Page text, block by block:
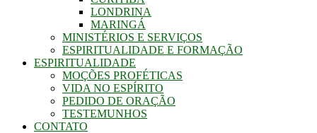
LONDRINA
MARINGÁ
MINISTÉRIOS E SERVIÇOS
ESPIRITUALIDADE E FORMAÇÃO
ESPIRITUALIDADE
MOÇÕES PROFÉTICAS
VIDA NO ESPÍRITO
PEDIDO DE ORAÇÃO
TESTEMUNHOS
CONTATO